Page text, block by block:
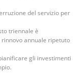
del servizio per
triennale è
annuale ripetuto
gli investimenti